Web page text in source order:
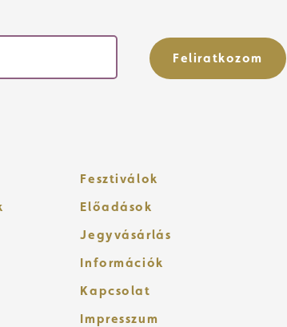
Feliratkozom
Fesztiválok
Előadások
Jegyvásárlás
Információk
Kapcsolat
Impresszum